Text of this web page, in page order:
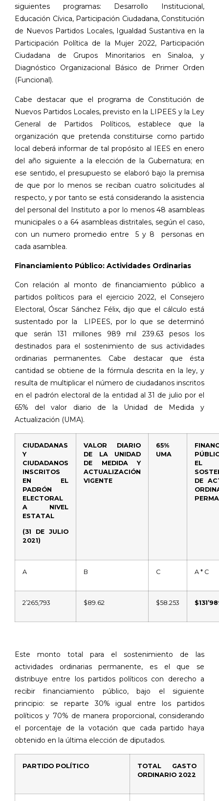
siguientes programas: Desarrollo Institucional,
Educación Cívica, Participación Ciudadana, Constitución
de Nuevos Partidos Locales, Igualdad Sustantiva en la
Participación Política de la Mujer 2022, Participación
Ciudadana de Grupos Minoritarios en Sinaloa, y
Diagnóstico Organizacional Básico de Primer Orden
(Funcional).
Cabe destacar que el programa de Constitución de
Nuevos Partidos Locales, previsto en la LIPEES y la Ley
General de Partidos Políticos, establece que la
organización que pretenda constituirse como partido
local deberá informar de tal propósito al IEES en enero
del año siguiente a la elección de la Gubernatura; en
ese sentido, el presupuesto se elaboró bajo la premisa
de que por lo menos se reciban cuatro solicitudes al
respecto, y por tanto se está considerando la asistencia
del personal del Instituto a por lo menos 48 asambleas
municipales o a 64 asambleas distritales, según el caso,
con un numero promedio entre
5 y 8
personas en
cada asamblea.
Financiamiento Público: Actividades Ordinarias
Con relación al monto de financiamiento público a
partidos políticos para el ejercicio 2022, el Consejero
Electoral, Óscar Sánchez Félix, dijo que el cálculo está
sustentado por la
LIPEES, por lo que se determinó
que serán 131 millones 989 mil 239.63 pesos los
destinados para el sostenimiento de sus actividades
ordinarias permanentes. Cabe destacar que ésta
cantidad se obtiene de la fórmula descrita en la ley, y
resulta de multiplicar el número de ciudadanos inscritos
en el padrón electoral de la entidad al 31 de julio por el
65% del valor diario de la Unidad de Medida y
Actualización (UMA).
CIUDADANAS
Y
CIUDADANOS
INSCRITOS
EN EL
PADRÓN
ELECTORAL
A NIVEL
ESTATAL
(31 DE JULIO
2021)
VALOR DIARIO
DE LA UNIDAD
DE MEDIDA Y
ACTUALIZACIÓN
VIGENTE
65%
UMA
EL
DE
A B C A * C
2’265,793 $89.62 $58.253
Este monto total para el sostenimiento de las
actividades ordinarias permanente, es el que se
distribuye entre los partidos políticos con derecho a
recibir financiamiento público, bajo el siguiente
principio: se reparte 30% igual entre los partidos
políticos y 70% de manera proporcional, considerando
el porcentaje de la votación que cada partido haya
obtenido en la última elección de diputados.
PARTIDO POLÍTICO
TOTAL GASTO
ORDINARIO 2022